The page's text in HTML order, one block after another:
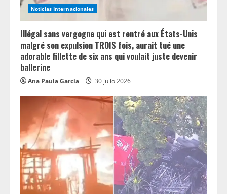
Noticias Internacionales
Illégal sans vergogne qui est rentré aux États-Unis
malgré son expulsion TROIS fois, aurait tué une
adorable fillette de six ans qui voulait juste devenir
ballerine
Ana Paula García 30 julio 2026